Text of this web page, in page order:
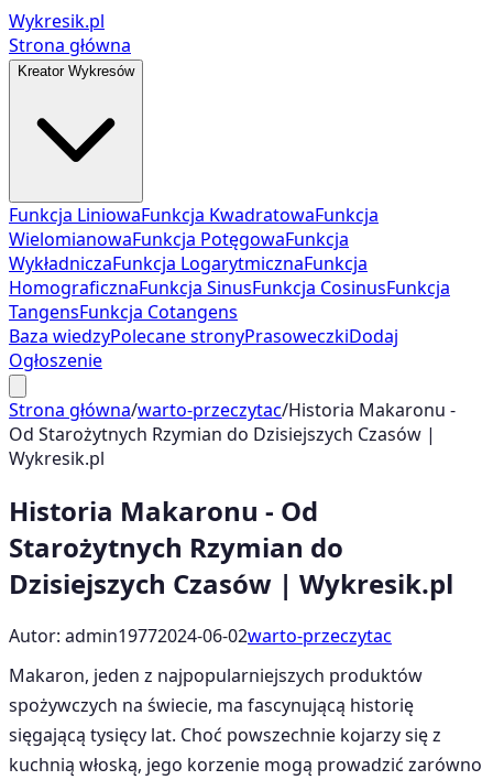
Wykresik.pl
Strona główna
Kreator Wykresów
Funkcja LiniowaFunkcja KwadratowaFunkcja
WielomianowaFunkcja PotęgowaFunkcja
WykładniczaFunkcja LogarytmicznaFunkcja
HomograficznaFunkcja SinusFunkcja CosinusFunkcja
TangensFunkcja Cotangens
Baza wiedzyPolecane stronyPrasoweczkiDodaj
Ogłoszenie
Strona główna/warto-przeczytac/Historia Makaronu -
Od Starożytnych Rzymian do Dzisiejszych Czasów |
Wykresik.pl
Historia Makaronu - Od
Starożytnych Rzymian do
Dzisiejszych Czasów | Wykresik.pl
Autor: admin19772024-06-02warto-przeczytac
Makaron, jeden z najpopularniejszych produktów
spożywczych na świecie, ma fascynującą historię
sięgającą tysięcy lat. Choć powszechnie kojarzy się z
kuchnią włoską, jego korzenie mogą prowadzić zarówno